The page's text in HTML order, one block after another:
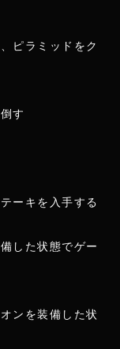
ピラミッドをク
す
ーキを入手する
した状態でゲー
ンを装備した状